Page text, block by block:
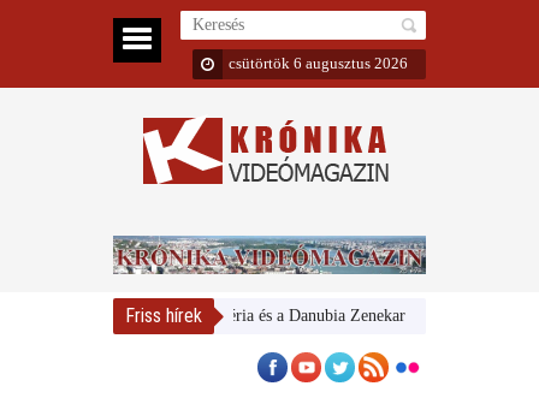
csütörtök 6 augusztus 2026
Friss hírek
Magyar Nemzeti Galéria és a Danubia Zenekar Bemutatta 2024/25-